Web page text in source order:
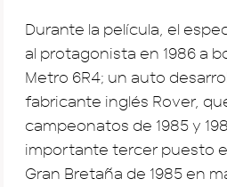
Durante la película, el
al protagonista en 1986 a
Metro 6R4; un auto
fabricante inglés Rover,
campeonatos de 1985 y
importante tercer puesto
Gran Bretaña de 1985 en